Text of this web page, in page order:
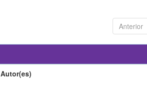
Anterior
Autor(es)